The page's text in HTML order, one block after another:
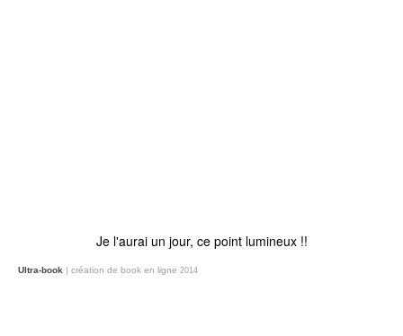
Je l'aurai un jour, ce point lumineux !!
Ultra-book | création de book en ligne 2014